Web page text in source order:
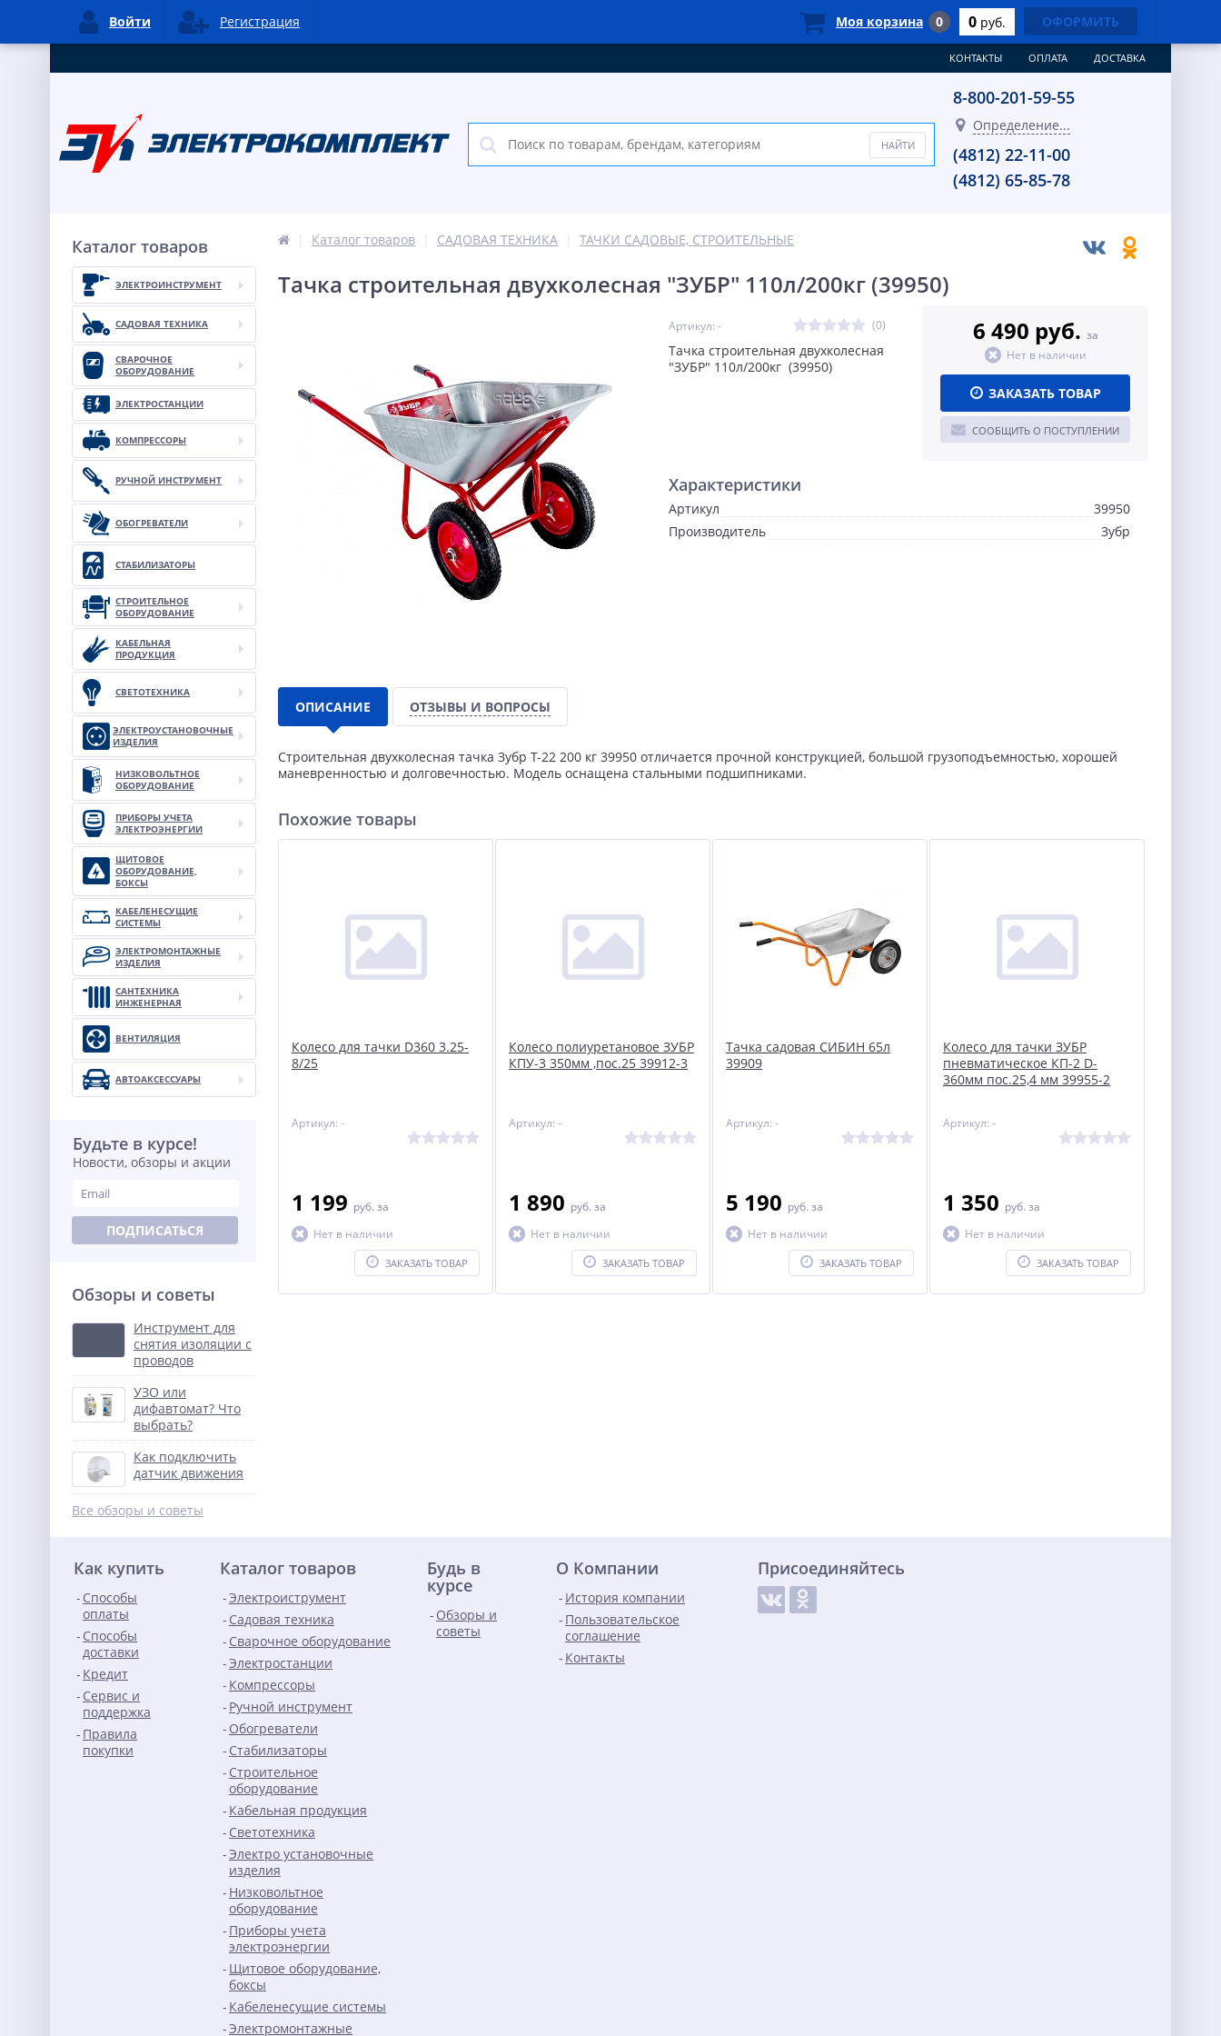
КОНТАКТЫ ОПЛАТА ДОСТАВКА
8-800-201-59-55
Определение...
(4812) 22-11-00
(4812) 65-85-78
Каталог товаров
ЭЛЕКТРОИНСТРУМЕНТ
САДОВАЯ ТЕХНИКА
СВАРОЧНОЕ
ОБОРУДОВАНИЕ
ЭЛЕКТРОСТАНЦИИ
КОМПРЕССОРЫ
РУЧНОЙ ИНСТРУМЕНТ
ОБОГРЕВАТЕЛИ
СТАБИЛИЗАТОРЫ
СТРОИТЕЛЬНОЕ
ОБОРУДОВАНИЕ
КАБЕЛЬНАЯ
ПРОДУКЦИЯ
СВЕТОТЕХНИКА
ЭЛЕКТРОУСТАНОВОЧНЫЕ
ИЗДЕЛИЯ
НИЗКОВОЛЬТНОЕ
ОБОРУДОВАНИЕ
ПРИБОРЫ УЧЕТА
ЭЛЕКТРОЭНЕРГИИ
ЩИТОВОЕ
ОБОРУДОВАНИЕ,
БОКСЫ
КАБЕЛЕНЕСУЩИЕ
СИСТЕМЫ
ЭЛЕКТРОМОНТАЖНЫЕ
ИЗДЕЛИЯ
САНТЕХНИКА
ИНЖЕНЕРНАЯ
ВЕНТИЛЯЦИЯ
АВТОАКСЕССУАРЫ
Будьте в курсе!
Новости, обзоры и акции
ПОДПИСАТЬСЯ
Обзоры и советы
Инструмент для
снятия изоляции с
проводов
УЗО или
дифавтомат? Что
выбрать?
Как подключить
датчик движения
Все обзоры и советы
Каталог товаров САДОВАЯ ТЕХНИКА ТАЧКИ САДОВЫЕ, СТРОИТЕЛЬНЫЕ
Тачка строительная двухколесная "ЗУБР" 110л/200кг (39950)
Артикул: - (0)
Тачка строительная двухколесная
"ЗУБР" 110л/200кг (39950)
6 490 руб. за
Нет в наличии
ЗАКАЗАТЬ ТОВАР
СООБЩИТЬ О ПОСТУПЛЕНИИ
Характеристики
Артикул
39950
Производитель
Зубр
ОПИСАНИЕ ОТЗЫВЫ И ВОПРОСЫ
Строительная двухколесная тачка Зубр Т-22 200 кг 39950 отличается прочной конструкцией, большой грузоподъемностью, хорошей
маневренностью и долговечностью. Модель оснащена стальными подшипниками.
Похожие товары
Колесо для тачки D360 3.25-
8/25
Артикул: -
1 199 руб. за
Нет в наличии
ЗАКАЗАТЬ ТОВАР
Колесо полиуретановое ЗУБР
КПУ-3 350мм ,пос.25 39912-3
Артикул: -
1 890 руб. за
Нет в наличии
ЗАКАЗАТЬ ТОВАР
Тачка садовая СИБИН 65л
39909
Артикул: -
5 190 руб. за
Нет в наличии
ЗАКАЗАТЬ ТОВАР
Колесо для тачки ЗУБР
пневматическое КП-2 D-
360мм пос.25,4 мм 39955-2
Артикул: -
1 350 руб. за
Нет в наличии
ЗАКАЗАТЬ ТОВАР
Как купить
Способы
оплаты
Способы
доставки
Кредит
Сервис и
поддержка
Правила
покупки
Каталог товаров
Электроиструмент
Садовая техника
Сварочное оборудование
Электростанции
Компрессоры
Ручной инструмент
Обогреватели
Стабилизаторы
Строительное
оборудование
Кабельная продукция
Светотехника
Электро установочные
изделия
Низковольтное
оборудование
Приборы учета
электроэнергии
Щитовое оборудование,
боксы
Кабеленесущие системы
Электромонтажные
Будь в
курсе
Обзоры и
советы
О Компании
История компании
Пользовательское
соглашение
Контакты
Присоединяйтесь
Войти Регистрация Моя корзина 0 0 руб. ОФОРМИТЬ